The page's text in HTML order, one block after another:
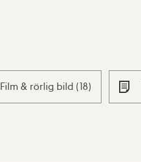
Film & rörlig bild (18)